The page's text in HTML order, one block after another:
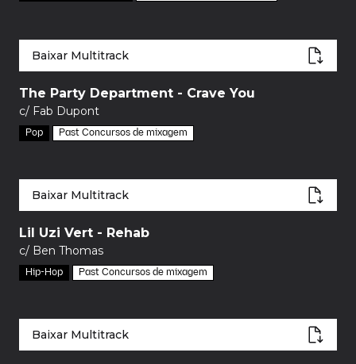
Baixar Multitrack
The Party Department - Crave You
c/ Fab Dupont
Pop Past Concursos de mixagem
Baixar Multitrack
Lil Uzi Vert - Rehab
c/ Ben Thomas
Hip-Hop Past Concursos de mixagem
Baixar Multitrack